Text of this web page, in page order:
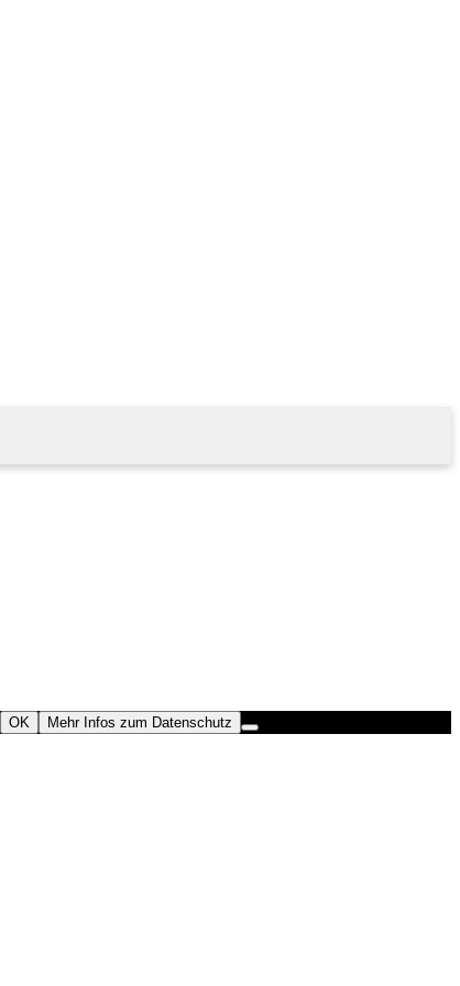
OK Mehr Infos zum Datenschutz